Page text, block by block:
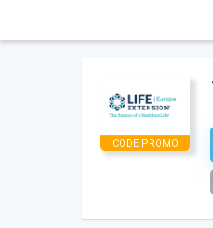
CODE PROMO